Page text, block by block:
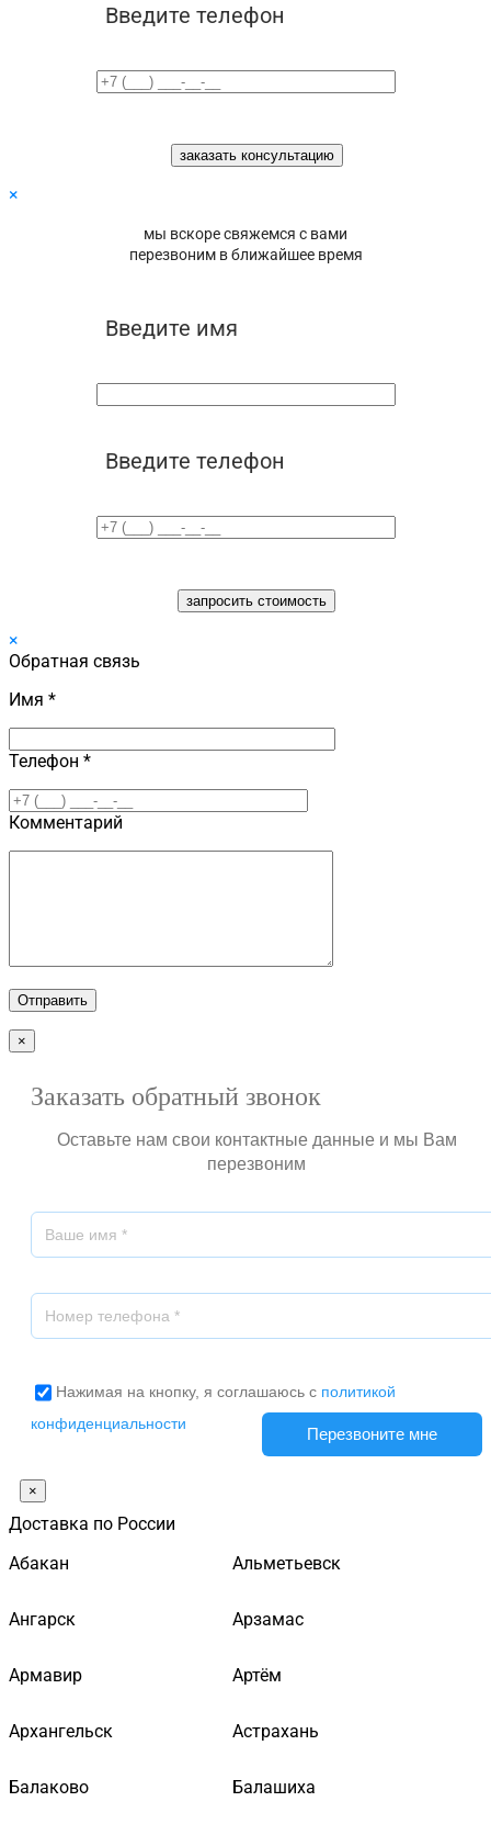
Введите телефон
×
мы вскоре свяжемся с вами
перезвоним в ближайшее время
Введите имя
Введите телефон
×
Обратная связь
Имя *
Телефон *
Комментарий
×
Заказать обратный звонок
Оставьте нам свои контактные данные и мы Вам
перезвоним
Нажимая на кнопку, я соглашаюсь с политикой
конфиденциальности
×
Доставка по России
Абакан
Альметьевск
Ангарск Арзамас
Армавир Артём
Архангельск Астрахань
Балаково Балашиха